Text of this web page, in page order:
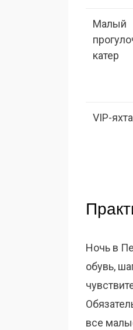
Малый
катер
VIP-яхта
Ночь в
обувь,
все